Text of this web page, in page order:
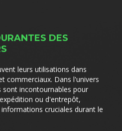
DES
leurs utilisations dans
commerciaux. Dans l'univers
sont incontournables pour
ou d'entrepôt,
cruciales durant le